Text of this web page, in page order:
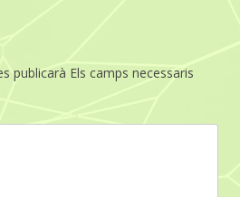
publicarà Els camps necessaris